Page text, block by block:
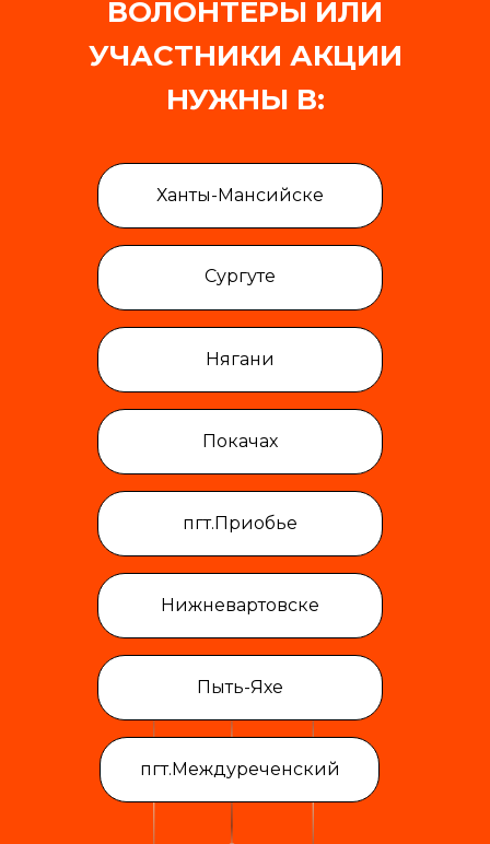
ВОЛОНТЕРЫ ИЛИ
УЧАСТНИКИ АКЦИИ
НУЖНЫ В:
Сургуте
Ханты-Мансийске
Нягани
Покачах
пгт.Приобье
Нижневартовске
Пыть-Яхе
пгт.Междуреченский